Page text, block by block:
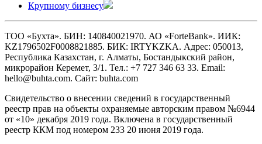
Крупному бизнесу
ТОО «Бухта». БИН: 140840021970. АО «ForteBank». ИИК:
KZ1796502F0008821885. БИК: IRTYKZKA. Адрес: 050013,
Республика Казахстан, г. Алматы, Бостандыкский район,
микрорайон Керемет, 3/1. Тел.: +7 727 346 63 33. Email:
hello@buhta.com. Сайт: buhta.com
Свидетельство о внесении сведений в государственный
реестр прав на объекты охраняемые авторским правом №6944
от «10» декабря 2019 года. Включена в государственный
реестр ККМ под номером 233 20 июня 2019 года.